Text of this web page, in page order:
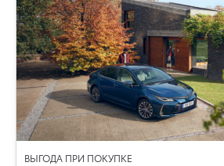
ВЫГОДА ПРИ ПОКУПКЕ